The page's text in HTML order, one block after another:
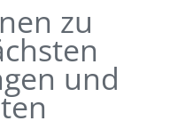
zu
und